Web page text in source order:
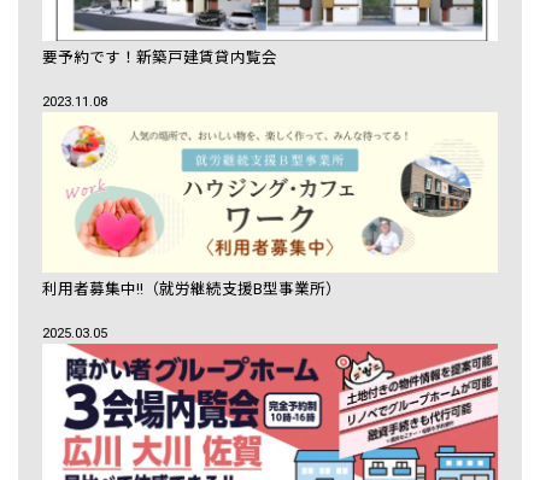
要予約です！新築戸建賃貸内覧会
2023.11.08
利用者募集中!!（就労継続支援B型事業所）
2025.03.05